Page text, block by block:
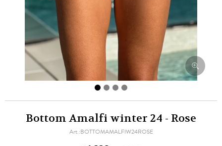
Bottom Amalfi winter 24 - Rose
BOTTOMAMALFIW24ROSE